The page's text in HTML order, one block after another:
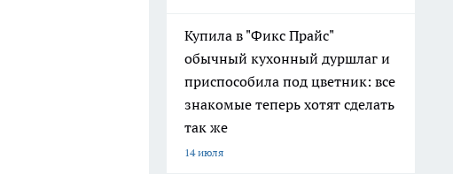
Купила в "Фикс Прайс"
обычный кухонный дуршлаг и
приспособила под цветник: все
знакомые теперь хотят сделать
так же
14 июля